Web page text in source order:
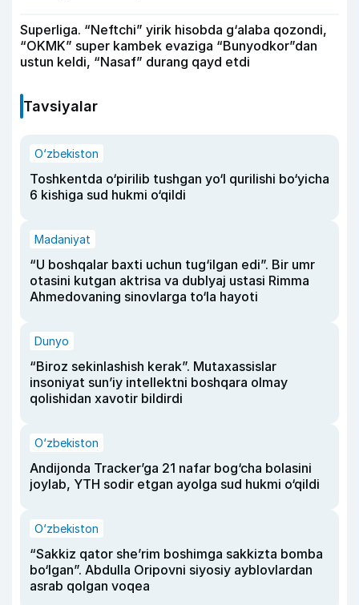
Superliga. “Neftchi” yirik hisobda g‘alaba qozondi,
“OKMK” super kambek evaziga “Bunyodkor”dan
ustun keldi, “Nasaf” durang qayd etdi
Tavsiyalar
O‘zbekiston
Toshkentda o‘pirilib tushgan yo‘l qurilishi bo‘yicha
6 kishiga sud hukmi o‘qildi
Madaniyat
“U boshqalar baxti uchun tug‘ilgan edi”. Bir umr
otasini kutgan aktrisa va dublyaj ustasi Rimma
Ahmedovaning sinovlarga to‘la hayoti
Dunyo
“Biroz sekinlashish kerak”. Mutaxassislar
insoniyat sun’iy intellektni boshqara olmay
qolishidan xavotir bildirdi
O‘zbekiston
Andijonda Tracker’ga 21 nafar bog‘cha bolasini
joylab, YTH sodir etgan ayolga sud hukmi o‘qildi
O‘zbekiston
“Sakkiz qator she’rim boshimga sakkizta bomba
bo‘lgan”. Abdulla Oripovni siyosiy ayblovlardan
asrab qolgan voqea